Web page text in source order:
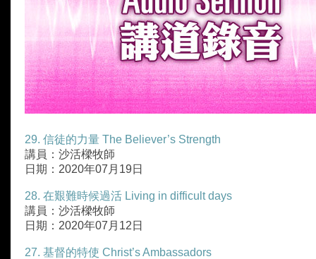
29. 信徒的力量 The Believer’s Strength
講員：沙活樑牧師
日期：2020年07月19日
28. 在艱難時候過活 Living in difficult days
講員：沙活樑牧師
日期：2020年07月12日
27. 基督的特使 Christ’s Ambassadors